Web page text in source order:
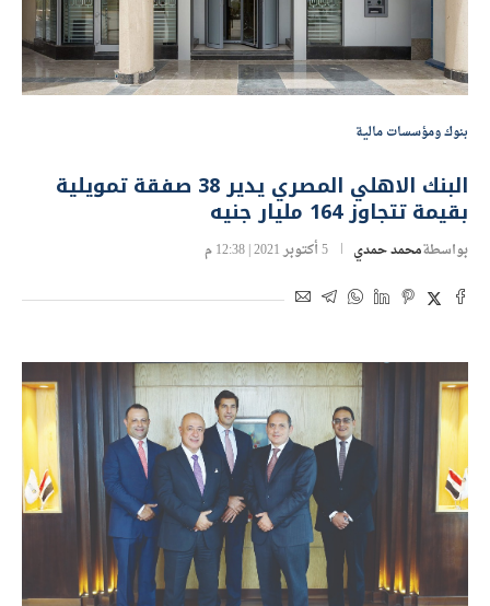
بنوك ومؤسسات مالية
البنك الاهلي المصري يدير 38 صفقة تمويلية
بقيمة تتجاوز 164 مليار جنيه
بواسطةمحمد حمدي 5 أكتوبر 2021 | 12:38 م